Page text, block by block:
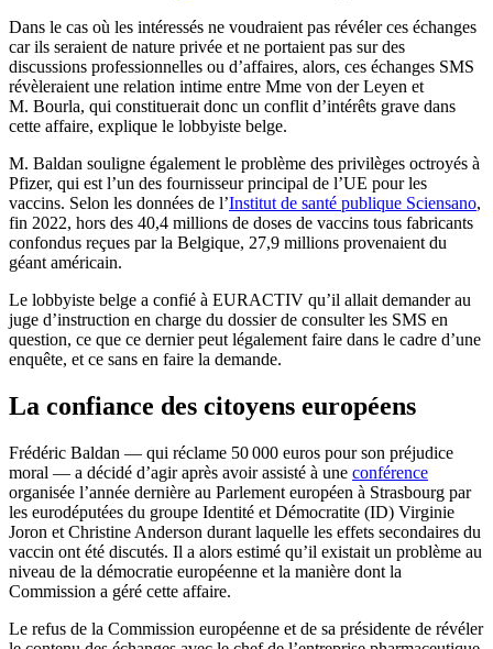
Dans le cas où les intéressés ne voudraient pas révéler ces échanges
car ils seraient de nature privée et ne portaient pas sur des
discussions professionnelles ou d’affaires, alors, ces échanges SMS
révèleraient une relation intime entre Mme von der Leyen et
M. Bourla, qui constituerait donc un conflit d’intérêts grave dans
cette affaire, explique le lobbyiste belge.
M. Baldan souligne également le problème des privilèges octroyés à
Pfizer, qui est l’un des fournisseur principal de l’UE pour les
vaccins. Selon les données de l’Institut de santé publique Sciensano,
fin 2022, hors des 40,4 millions de doses de vaccins tous fabricants
confondus reçues par la Belgique, 27,9 millions provenaient du
géant américain.
Le lobbyiste belge a confié à EURACTIV qu’il allait demander au
juge d’instruction en charge du dossier de consulter les SMS en
question, ce que ce dernier peut légalement faire dans le cadre d’une
enquête, et ce sans en faire la demande.
La confiance des citoyens européens
Frédéric Baldan — qui réclame 50 000 euros pour son préjudice
moral — a décidé d’agir après avoir assisté à une conférence
organisée l’année dernière au Parlement européen à Strasbourg par
les eurodéputées du groupe Identité et Démocratite (ID) Virginie
Joron et Christine Anderson durant laquelle les effets secondaires du
vaccin ont été discutés. Il a alors estimé qu’il existait un problème au
niveau de la démocratie européenne et la manière dont la
Commission a géré cette affaire.
Le refus de la Commission européenne et de sa présidente de révéler